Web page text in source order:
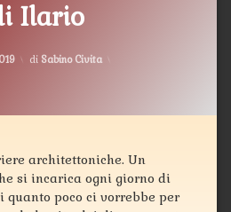
Ilario
Aggiornato il12 Marzo 2019
di Sabino Civita
architettoniche. Un
si incarica ogni giorno di
poco ci vorrebbe per